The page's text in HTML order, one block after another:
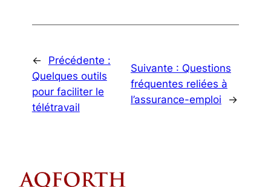
←
Précédente :
Quelques outils
pour faciliter le
télétravail
Suivante : Questions
fréquentes reliées à
l’assurance-emploi
→